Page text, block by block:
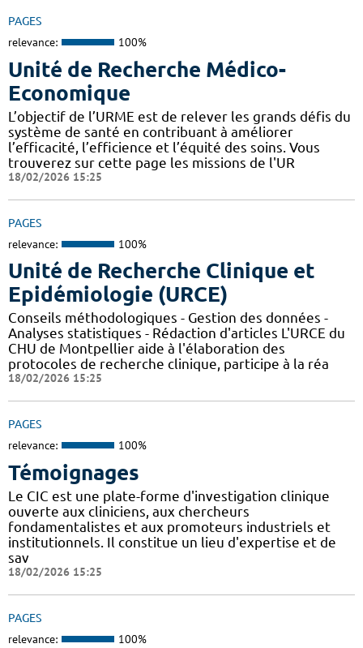
PAGES
relevance: 100%
Unité de Recherche Médico-
Economique
L’objectif de l’URME est de relever les grands défis du
système de santé en contribuant à améliorer
l’efficacité, l’efficience et l’équité des soins. Vous
trouverez sur cette page les missions de l'UR
18/02/2026 15:25
PAGES
relevance: 100%
Unité de Recherche Clinique et
Epidémiologie (URCE)
Conseils méthodologiques - Gestion des données -
Analyses statistiques - Rédaction d'articles L'URCE du
CHU de Montpellier aide à l'élaboration des
protocoles de recherche clinique, participe à la réa
18/02/2026 15:25
PAGES
relevance: 100%
Témoignages
Le CIC est une plate-forme d'investigation clinique
ouverte aux cliniciens, aux chercheurs
fondamentalistes et aux promoteurs industriels et
institutionnels. Il constitue un lieu d'expertise et de
sav
18/02/2026 15:25
PAGES
relevance: 100%